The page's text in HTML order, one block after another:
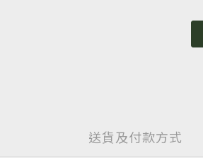
送貨及付款方式